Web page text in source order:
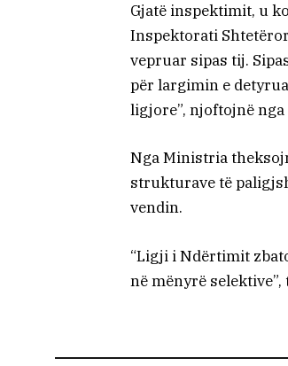
Gjatë inspektimit, u
Inspektorati
vepruar sipas tij.
për largimin e
ligjore”, njoftojnë
Nga Ministria
strukturave të
vendin.
“Ligji i Ndërtimit
në mënyrë